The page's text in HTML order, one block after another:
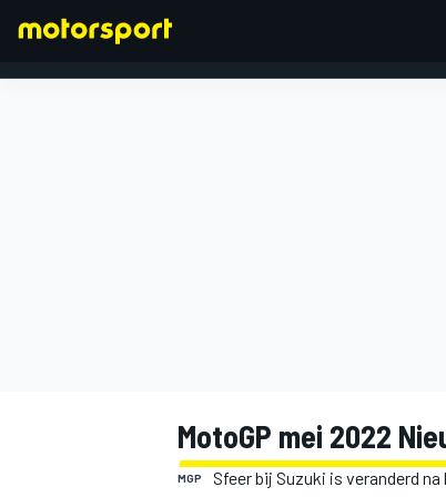
MotoGP mei 2022
MGP Sfeer bij Suzuki is veranderd